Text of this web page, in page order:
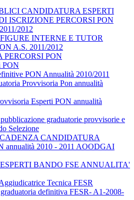
CANDIDATURA ESPERTI
ISCRIZIONE PERCORSI PON
2012
INTERNE E TUTOR
A.S. 2011/2012
PON
PON
PON Annualità 2010/2011
Provvisoria Pon annualità
Esperti PON annualità
graduatorie provvisorie e
Selezione
CANDIDATURA
annualità 2010 - 2011 AOODGAI
BANDO FSE ANNUALITA'
Tecnica FESR
definitiva FESR- A1-2008-